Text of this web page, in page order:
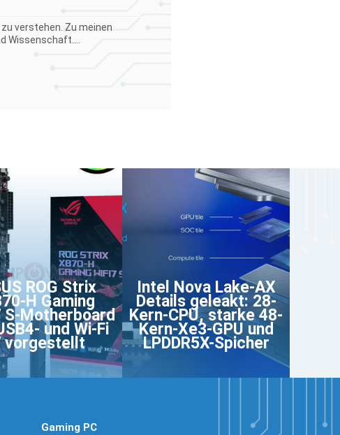
verstehen. Zu meinen
Wissenschaft....
ROG Strix
H Gaming
S-Motherboard
und Wi-Fi
vorgestellt
Intel Nova Lake-AX
Details geleakt: 28-
Kern-CPU, starke 48-
Kern-Xe3-GPU und
LPDDR5X-Spicher
Gaming PC